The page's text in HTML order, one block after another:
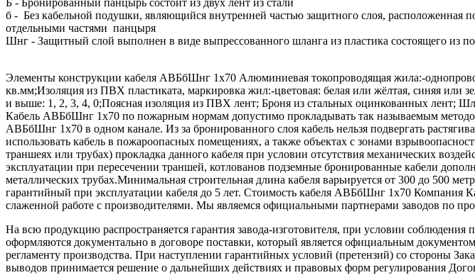
б - Без кабельной подушки, являющийся внутренней частью защитного слоя,
отдельными частями панцыря
Шнг - Защитный слой выполнен в виде выпрессованного шланга из пластика состоящего из
Элементы конструкции кабеля АВБбШнг 1х70 Алюминиевая токопроводящая жила:-
кв.мм;Изоляция из ПВХ пластиката, маркировка жил:-цветовая: белая или жёлтая, синяя или
и выше: 1, 2, 3, 4, 0;Поясная изоляция из ПВХ лент; Броня из стальных оцинкованных лент;
Кабель АВБбШнг 1х70 по пожарным нормам допустимо прокладывать так называемым
АВБбШнг 1х70 в одном канале. Из за бронированного слоя кабель нельзя подвергать
использовать кабель в пожароопасных помещениях, а также объектах с зонами
траншеях или трубах) прокладка данного кабеля при условии отсутствия механических
эксплуатации при пересечении траншей, котлованов подземные бронированные кабели
металлических трубах.Минимальная строительная длина кабеля варьируется от 300 до 500
гарантийный при эксплуатации кабеля до 5 лет. Стоимость кабеля АВБбШнг 1х70 Компания
слаженной работе с производителями. Мы являемся официальными партнерами заводов по
На всю продукцию распространяется гарантия завода-изготовителя, при условии
оформляются документально в договоре поставки, который является официальным
регламенту производства. При наступлении гарантийных условий (претензий) со стороны
выводов принимается решение о дальнейших действиях и правовых форм регулирования